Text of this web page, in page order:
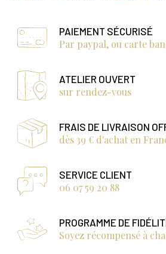
PAIEMENT SÉCURISÉ
Par paypal, ou carte
ATELIER OUVERT
sur rendez-vous
FRAIS DE LIVRAISON
dès 39 € d'achat en
SERVICE CLIENT
06 07 59 20 88
PROGRAMME DE
Soyez récompensé à